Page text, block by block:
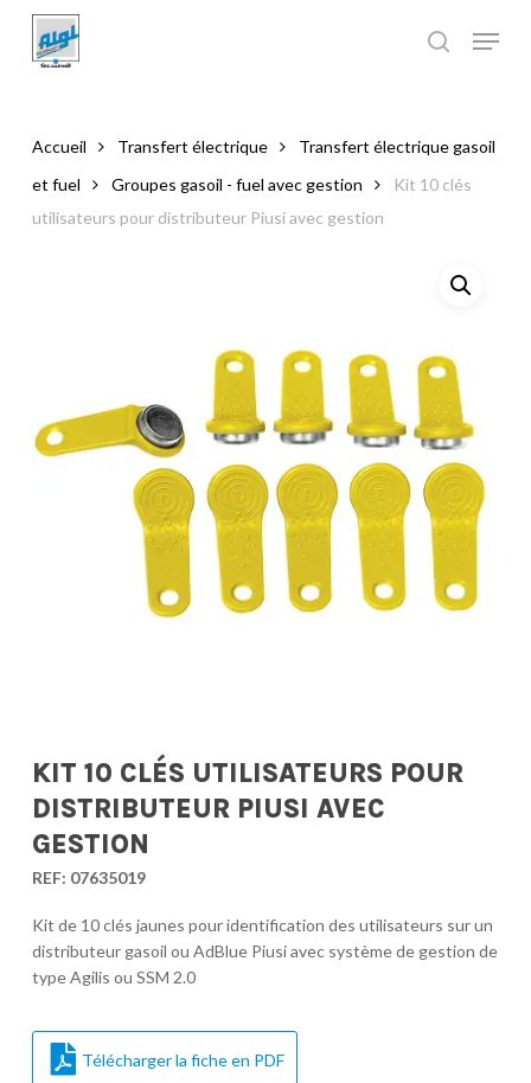
main
Accueil Transfert électrique
Transfert électrique gasoil
et fuel
Groupes gasoil - fuel avec gestion
Kit 10 clés
utilisateurs pour distributeur Piusi avec gestion
KIT 10 CLÉS UTILISATEURS POUR
DISTRIBUTEUR PIUSI AVEC
GESTION
REF: 07635019
Kit de 10 clés jaunes pour identification des utilisateurs sur un
distributeur gasoil ou AdBlue Piusi avec système de gestion de
type Agilis ou SSM 2.0
Télécharger la fiche en PDF